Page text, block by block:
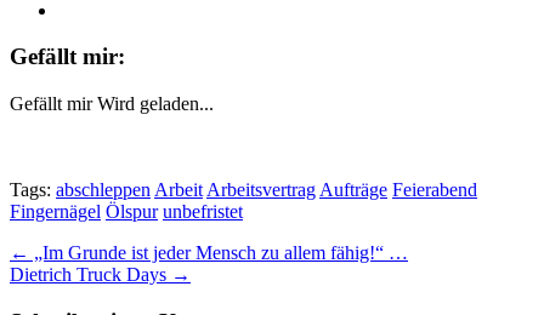
Gefällt mir:
Gefällt mir Wird geladen...
Tags: abschleppen Arbeit Arbeitsvertrag Aufträge Feierabend
Fingernägel Ölspur unbefristet
Post
navigation
← „Im Grunde ist jeder Mensch zu allem fähig!“ …
Dietrich Truck Days →